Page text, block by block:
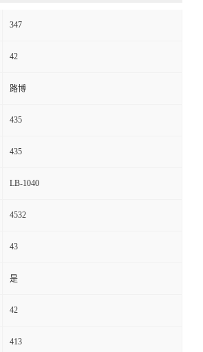
347
42
路博
435
435
LB-1040
4532
43
是
42
413